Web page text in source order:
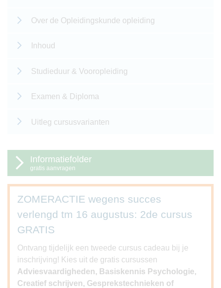
Over de Opleidingskunde opleiding
Inhoud
Studieduur & Vooropleiding
Examen & Diploma
Uitleg cursusvarianten
Informatiefolder
gratis aanvragen
ZOMERACTIE wegens succes
verlengd tm 16 augustus: 2de cursus
GRATIS
Ontvang tijdelijk een tweede cursus cadeau bij je
inschrijving! Kies uit de gratis cursussen
Adviesvaardigheden, Basiskennis Psychologie,
Creatief schrijven, Gesprekstechnieken of